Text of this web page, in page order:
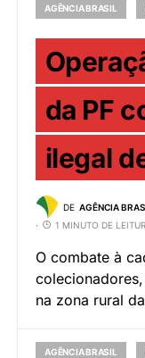
AGÊNCIA BRASIL
da PF
ilegal
DE AGÊNCIA
1 MINUTO DE
O combate à
na zona rural
AGÊNCIA BRASIL